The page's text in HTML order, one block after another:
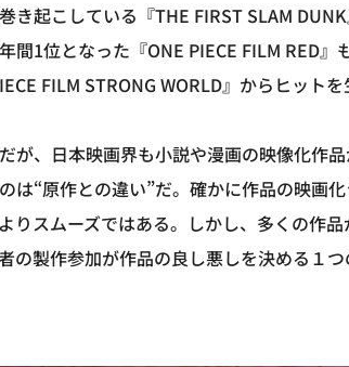
き起こしている『THE FIRST SLAM
間1位となった『ONE PIECE FILM RED』
FILM STRONG WORLD』からヒット
が、日本映画界も小説や漫画の映像化作
は“原作との違い”だ。確かに作品の映画
りスムーズではある。しかし、多くの作
の製作参加が作品の良し悪しを決める１